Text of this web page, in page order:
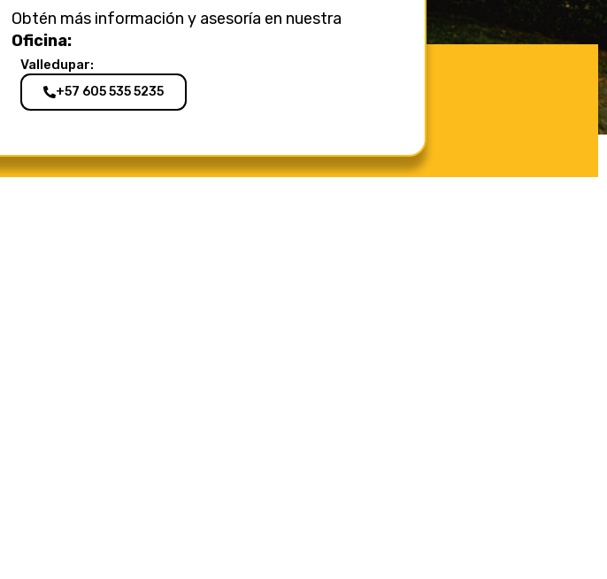
Obtén más información y asesoría en nuestra
Oficina:
Valledupar:
+57 605 535 5235